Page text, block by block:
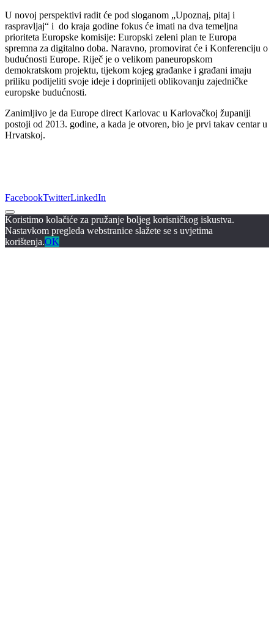
U novoj perspektivi radit će pod sloganom „Upoznaj, pitaj i
raspravljaj“ i do kraja godine fokus će imati na dva temeljna
prioriteta Europske komisije: Europski zeleni plan te Europa
spremna za digitalno doba. Naravno, promovirat će i Konferenciju o
budućnosti Europe. Riječ je o velikom paneuropskom
demokratskom projektu, tijekom kojeg građanke i građani imaju
priliku podijeliti svoje ideje i doprinijeti oblikovanju zajedničke
europske budućnosti.
Zanimljivo je da Europe direct Karlovac u Karlovačkoj županiji
postoji od 2013. godine, a kada je otvoren, bio je prvi takav centar u
Hrvatskoj.
FacebookTwitterLinkedIn
Koristimo kolačiće za pružanje boljeg korisničkog iskustva.
Nastavkom pregleda webstranice slažete se s uvjetima
korištenja.OK